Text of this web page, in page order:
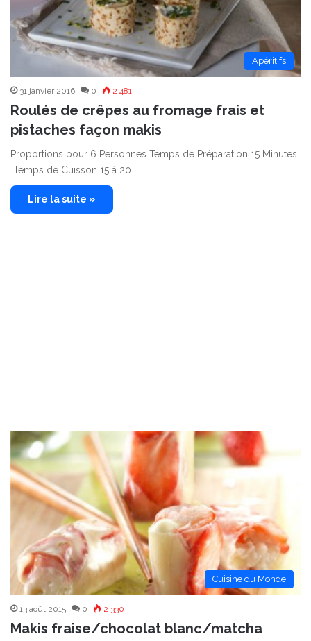
Apéritifs
31 janvier 2016 0 2 481
Roulés de crêpes au fromage frais et
pistaches façon makis
Proportions pour 6 Personnes Temps de Préparation 15 Minutes
Temps de Cuisson 15 à 20…
Lire la suite »
Cuisine du Monde
13 août 2015 0 2 330
Makis fraise/chocolat blanc/matcha